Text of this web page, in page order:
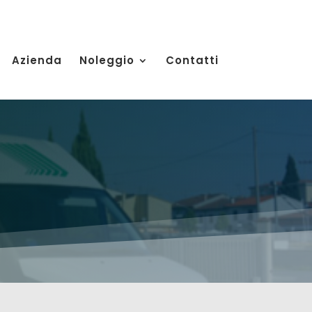
Azienda Noleggio Contatti